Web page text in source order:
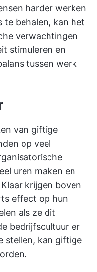
harder werken
te behalen, kan het
verwachtingen
stimuleren en
tussen werk
van giftige
op veel
uren maken en
krijgen boven
effect op hun
als ze dit
bedrijfscultuur er
stellen, kan giftige